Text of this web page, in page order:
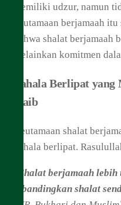
memiliki udzur, namun
keutamaan berjamaah
bahwa shalat berjamaah
melainkan komitmen
Pahala Berlipat
Gaib
Keutamaan shalat
“Shalat berjamaah
dibandingkan shalat